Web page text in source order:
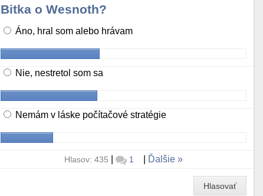
Bitka o Wesnoth?
Áno, hral som alebo hrávam
Nie, nestretol som sa
Nemám v láske počítačové stratégie
Hlasov: 435 | 1 Ďalšie
Hlasovať